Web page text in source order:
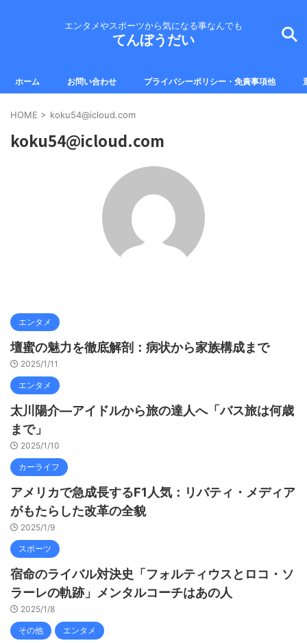
エンタメやスポーツから気になる事なんでも
てんぼうだい
ホーム お問い合わせ プライバシーポリシー・免責事項他
HOME > koku54@icloud.com
koku54@icloud.com
エンタメ
壇蜜の魅力を徹底解剖：病状から家族構成まで
2025/1/11
エンタメ
太川陽介—アイドルから旅の達人へ「バス旅は何歳
まで」
2025/1/10
カーライフ
アメリカで急成長するF1人気：リバティ・メディア
がもたらした改革の全貌
2025/1/9
スポーツ
宿命のライバル対決史「フォルティウスとロコ・ソ
ラーレの軌跡」メンタルコーチはあの人
2025/1/8
その他 エンタメ